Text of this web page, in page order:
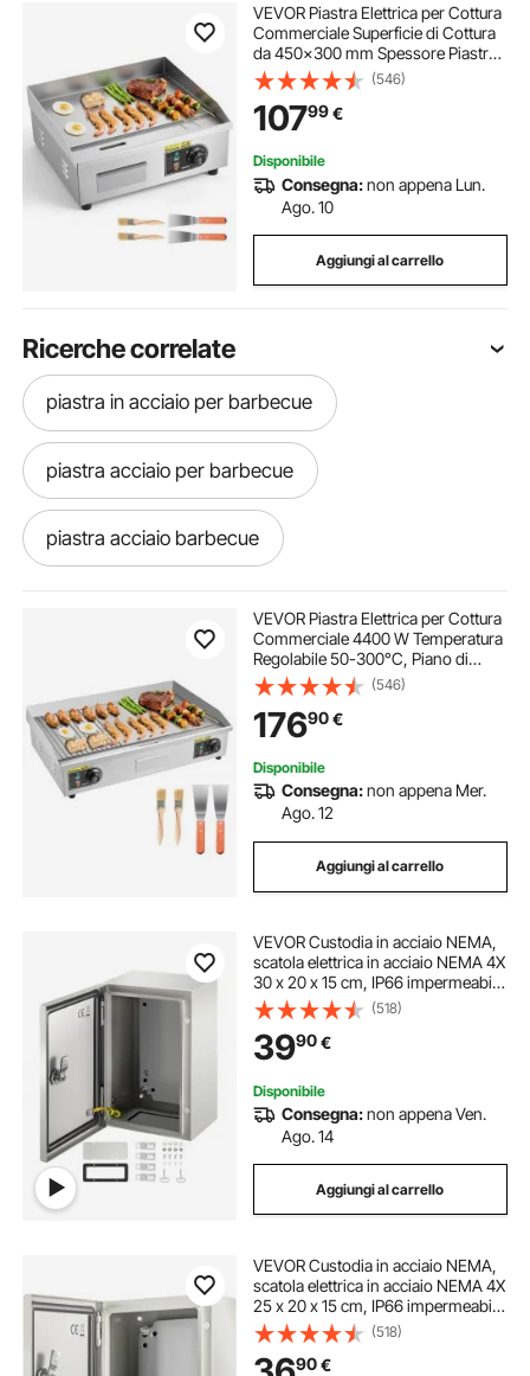
VEVOR Piastra Elettrica per Cottura
Commerciale Superficie di Cottura
da 450x300 mm Spessore Piastra
in Ferro 8 mm, Temperatura
Regolabile tra 50°C–300°C per
Bistecca Barbecue Piatti da BBQ
Grigliate
(546)
10799€
Disponibile
Consegna:non appena Lun.
Ago. 10
Aggiungi al carrello
Ricerche correlate
piastra in acciaio per barbecue
piastra acciaio per barbecue
piastra acciaio barbecue
cucinare con piastra di acciaio
barbecue con piastra in acciaio
piastra in acciaio per pizza
piastra refrattaria in acciaio
piastra in acciaio per cucinare
piastra pizza acciaio
piastra acciaio alimentare
piastra acciaio per cucinare
piastre in acciaio per cucinare
piastra di acciaio
VEVOR Piastra Elettrica per Cottura
Commerciale 4400 W Temperatura
Regolabile 50-300°C, Piano di
Lavoro 725 x 400 mm in Acciaio
Inox, Kit Accessori per Bistecche
BBQ Feste Campeggio, Senza
Spina
(546)
17690€
Disponibile
Consegna:non appena Mer.
Ago. 12
Aggiungi al carrello
VEVOR Custodia in acciaio NEMA,
scatola elettrica in acciaio NEMA 4X
30 x 20 x 15 cm, IP66 impermeabile
e antipolvere, scatola di giunzione
elettrica per esterni/interni, con
piastra di montaggio
(518)
3990€
Disponibile
Consegna:non appena Ven.
Ago. 14
Aggiungi al carrello
VEVOR Custodia in acciaio NEMA,
scatola elettrica in acciaio NEMA 4X
25 x 20 x 15 cm, IP66 impermeabile
e antipolvere, scatola di giunzione
elettrica per esterni/interni, con
piastra di montaggio
(518)
90€